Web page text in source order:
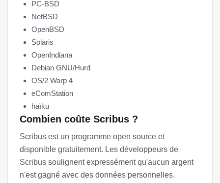
PC-BSD
NetBSD
OpenBSD
Solaris
OpenIndiana
Debian GNU/Hurd
OS/2 Warp 4
eComStation
haïku
Combien coûte Scribus ?
Scribus est un programme open source et
disponible gratuitement. Les développeurs de
Scribus soulignent expressément qu'aucun argent
n'est gagné avec des données personnelles.